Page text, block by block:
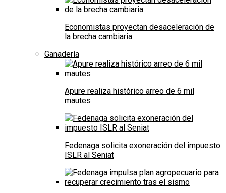
Economistas proyectan desaceleración de
la brecha cambiaria
Ganadería
Apure realiza histórico arreo de 6 mil
mautes
Fedenaga solicita exoneración del impuesto
ISLR al Seniat